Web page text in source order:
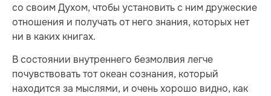
со своим Духом, чтобы установить с ним дружеские
отношения и получать от него знания, которых нет
ни в каких книгах.
В состоянии внутреннего безмолвия легче
почувствовать тот океан сознания, который
находится за мыслями, и очень хорошо видно, как